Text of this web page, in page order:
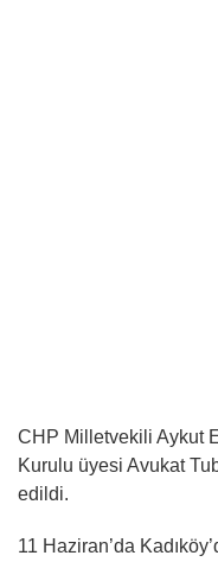
CHP Milletvekili Aykut
Kurulu üyesi Avukat
edildi.
11 Haziran’da